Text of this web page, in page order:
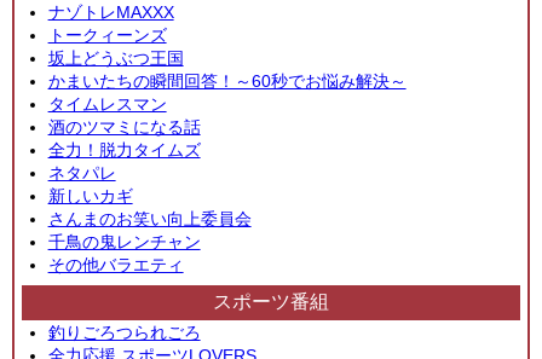
ナゾトレMAXXX
トークィーンズ
坂上どうぶつ王国
かまいたちの瞬間回答！～60秒でお悩み解決～
タイムレスマン
酒のツマミになる話
全力！脱力タイムズ
ネタパレ
新しいカギ
さんまのお笑い向上委員会
千鳥の鬼レンチャン
その他バラエティ
スポーツ番組
釣りごろつられごろ
全力応援 スポーツLOVERS